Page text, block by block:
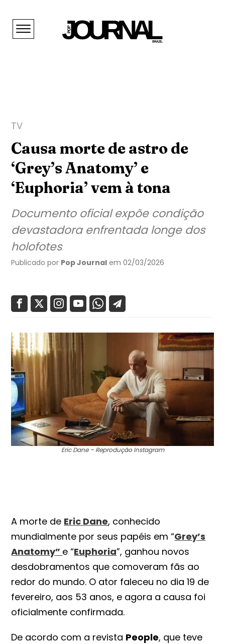
TV
Causa morte de astro de
‘Grey’s Anatomy’ e
‘Euphoria’ vem à tona
Documento oficial expõe condição
devastadora enfrentada longe dos
holofotes
Publicado por Pop Journal em 02/03/2026
Eric Dane – Reprodução Instagram
A morte de Eric Dane, conhecido
mundialmente por seus papéis em “Grey’s
Anatomy” e “Euphoria”, ganhou novos
desdobramentos que comoveram fãs ao
redor do mundo. O ator faleceu no dia 19 de
fevereiro, aos 53 anos, e agora a causa foi
oficialmente confirmada.
De acordo com a revista People, que teve